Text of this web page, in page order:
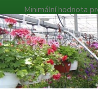
Minimální hodnota
můžete čekat
Poradna Kontakty